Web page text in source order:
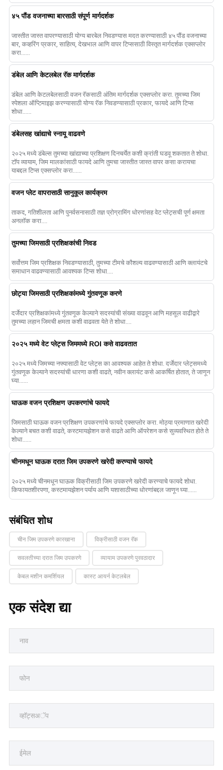
४५ पौंड वजनाच्या बारसाठी संपूर्ण मार्गदर्शक
जास्तीत जास्त वापरण्यासाठी योग्य बारबेल निवडण्यास मदत करण्यासाठी ४५ पौंड वजनाच्या
बार, कव्हरिंग प्रकार, साहित्य, देखभाल आणि वापर टिप्ससाठी विस्तृत मार्गदर्शक एक्सप्लोर
करा......
डंबेल आणि केटलबेल रॅक मार्गदर्शक
डंबेल आणि केटलबेलसाठी वजन रॅकसाठी अंतिम मार्गदर्शक एक्सप्लोर करा. तुमच्या जिम
स्पेशला ऑप्टिमाइझ करण्यासाठी योग्य रॅक निवडण्यासाठी प्रकार, फायदे आणि टिप्स
शोधा......
डंबेलसह खांद्याचे स्नायू वाढवणे
२०२५ मध्ये डंबेल्स तुमच्या खांद्याच्या प्रशिक्षण दिनचर्येत कशी क्रांती घडवू शकतात ते शोधा.
टॉप व्यायाम, जिम मालकांसाठी फायदे आणि तुमचा जास्तीत जास्त वापर कसा करायचा
याबद्दल टिप्स एक्सप्लोर करा......
वजन प्लेट वापरासाठी सानुकूल कार्यक्रम
ताकद, गतिशीलता आणि पुनर्वसनासाठी तज्ञ प्रोग्रामिंग धोरणांसह वेट प्लेट्सची पूर्ण क्षमता
अनलॉक करा....
तुमच्या जिमसाठी प्रशिक्षकांची निवड
सर्वोत्तम जिम प्रशिक्षक निवडण्यासाठी, तुमच्या टीमचे कौशल्य वाढवण्यासाठी आणि क्लायंटचे
समाधान वाढवण्यासाठी आवश्यक टिप्स शोधा....
छोट्या जिमसाठी प्रशिक्षकांमध्ये गुंतवणूक करणे
दर्जेदार प्रशिक्षकांमध्ये गुंतवणूक केल्याने सदस्यांची संख्या वाढवून आणि महसूल वाढीद्वारे
तुमच्या लहान जिमची क्षमता कशी वाढवता येते ते शोधा....
२०२५ मध्ये वेट प्लेट्स जिममध्ये ROI कसे वाढवतात
२०२५ मध्ये जिमच्या नफ्यासाठी वेट प्लेट्स का आवश्यक आहेत ते शोधा. दर्जेदार प्लेट्समध्ये
गुंतवणूक केल्याने सदस्यांची धारणा कशी वाढते, नवीन क्लायंट कसे आकर्षित होतात, ते जाणून
घ्या......
घाऊक वजन प्रशिक्षण उपकरणांचे फायदे
जिमसाठी घाऊक वजन प्रशिक्षण उपकरणांचे फायदे एक्सप्लोर करा. मोठ्या प्रमाणात खरेदी
केल्याने बचत कशी वाढते, कस्टमायझेशन कसे वाढते आणि ऑपरेशन कसे सुव्यवस्थित होते ते
शोधा......
चीनमधून घाऊक दरात जिम उपकरणे खरेदी करण्याचे फायदे
२०२५ मध्ये चीनमधून घाऊक विक्रीसाठी जिम उपकरणे खरेदी करण्याचे फायदे शोधा.
किफायतशीरपणा, कस्टमायझेशन पर्याय आणि यशासाठीच्या धोरणांबद्दल जाणून घ्या......
संबंधित शोध
चीन जिम उपकरणे कारखाना विक्रीसाठी वजन रॅक
सवलतीच्या दरात जिम उपकरणे व्यायाम उपकरणे पुरवठादार
केबल मशीन कमर्शियल कास्ट आयर्न केटलबेल
एक संदेश द्या